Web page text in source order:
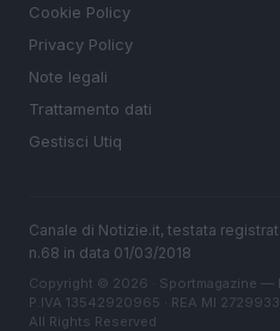
Cookie Policy
Privacy Policy
Note legali
Trattamento dati
Gestisci Utiq
Canale di Notizie.it, testata
n.68 in data 01/03/2018
Copyright © 2026 · Sportmagazine —
P.IVA 13542920965 · REA MI 2729933
All Rights Reserved